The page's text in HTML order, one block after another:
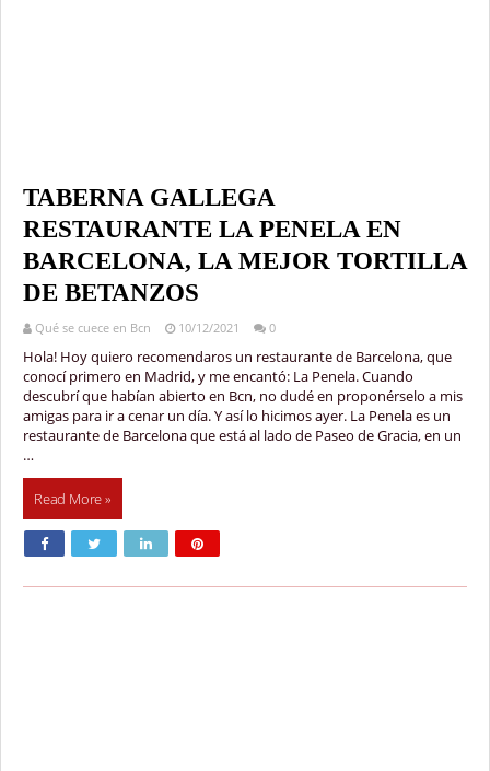
TABERNA GALLEGA
RESTAURANTE LA PENELA EN
BARCELONA, LA MEJOR TORTILLA
DE BETANZOS
Qué se cuece en Bcn 10/12/2021 0
Hola! Hoy quiero recomendaros un restaurante de Barcelona, que
conocí primero en Madrid, y me encantó: La Penela. Cuando
descubrí que habían abierto en Bcn, no dudé en proponérselo a mis
amigas para ir a cenar un día. Y así lo hicimos ayer. La Penela es un
restaurante de Barcelona que está al lado de Paseo de Gracia, en un
…
Read More »